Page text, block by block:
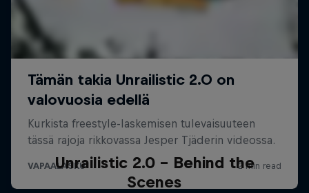
Unrailistic 2.0 - Behind the
Scenes